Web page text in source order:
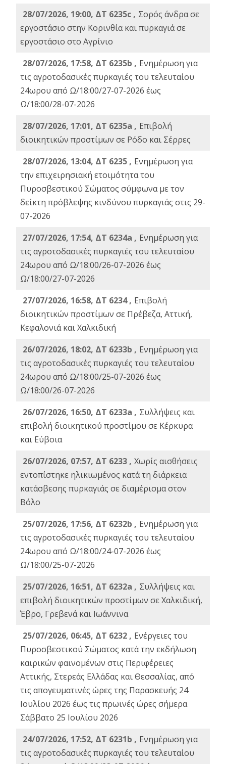
28/07/2026, 19:00, ΔΤ 6235c , Σορός άνδρα σε
εργοστάσιο στην Κορινθία και πυρκαγιά σε
εργοστάσιο στο Αγρίνιο
28/07/2026, 17:58, ΔΤ 6235b , Ενημέρωση για
τις αγροτοδασικές πυρκαγιές του τελευταίου
24ωρου από Ω/18:00/27-07-2026 έως
Ω/18:00/28-07-2026
28/07/2026, 17:01, ΔΤ 6235a , Eπιβολή
διοικητικών προστίμων σε Ρόδο και Σέρρες
28/07/2026, 13:04, ΔΤ 6235 , Ενημέρωση για
την επιχειρησιακή ετοιμότητα του
Πυροσβεστικού Σώματος σύμφωνα με τον
δείκτη πρόβλεψης κινδύνου πυρκαγιάς στις 29-
07-2026
27/07/2026, 17:54, ΔΤ 6234a , Ενημέρωση για
τις αγροτοδασικές πυρκαγιές του τελευταίου
24ωρου από Ω/18:00/26-07-2026 έως
Ω/18:00/27-07-2026
27/07/2026, 16:58, ΔΤ 6234 , Eπιβολή
διοικητικών προστίμων σε Πρέβεζα, Αττική,
Κεφαλονιά και Χαλκιδική
26/07/2026, 18:02, ΔΤ 6233b , Ενημέρωση για
τις αγροτοδασικές πυρκαγιές του τελευταίου
24ωρου από Ω/18:00/25-07-2026 έως
Ω/18:00/26-07-2026
26/07/2026, 16:50, ΔΤ 6233a , Συλλήψεις και
επιβολή διοικητικού προστίμου σε Κέρκυρα
και Εύβοια
26/07/2026, 07:57, ΔΤ 6233 , Χωρίς αισθήσεις
εντοπίστηκε ηλικιωμένος κατά τη διάρκεια
κατάσβεσης πυρκαγιάς σε διαμέρισμα στον
Βόλο
25/07/2026, 17:56, ΔΤ 6232b , Ενημέρωση για
τις αγροτοδασικές πυρκαγιές του τελευταίου
24ωρου από Ω/18:00/24-07-2026 έως
Ω/18:00/25-07-2026
25/07/2026, 16:51, ΔΤ 6232a , Συλλήψεις και
επιβολή διοικητικών προστίμων σε Χαλκιδική,
Έβρο, Γρεβενά και Ιωάννινα
25/07/2026, 06:45, ΔΤ 6232 , Ενέργειες του
Πυροσβεστικού Σώματος κατά την εκδήλωση
καιρικών φαινομένων στις Περιφέρειες
Αττικής, Στερεάς Ελλάδας και Θεσσαλίας, από
τις απογευματινές ώρες της Παρασκευής 24
Ιουλίου 2026 έως τις πρωινές ώρες σήμερα
Σάββατο 25 Ιουλίου 2026
24/07/2026, 17:52, ΔΤ 6231b , Ενημέρωση για
τις αγροτοδασικές πυρκαγιές του τελευταίου